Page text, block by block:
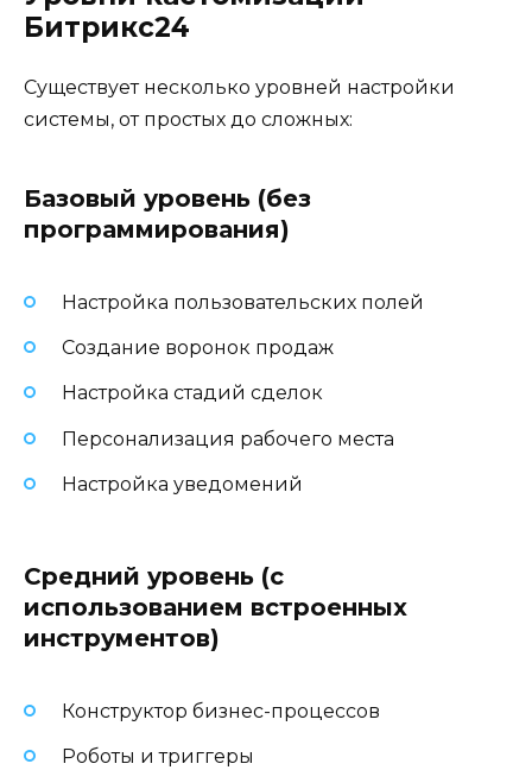
Битрикс24
Существует несколько уровней настройки
системы, от простых до сложных:
Базовый уровень (без
программирования)
Настройка пользовательских полей
Создание воронок продаж
Настройка стадий сделок
Персонализация рабочего места
Настройка уведомений
Средний уровень (с
использованием встроенных
инструментов)
Конструктор бизнес-процессов
Роботы и триггеры